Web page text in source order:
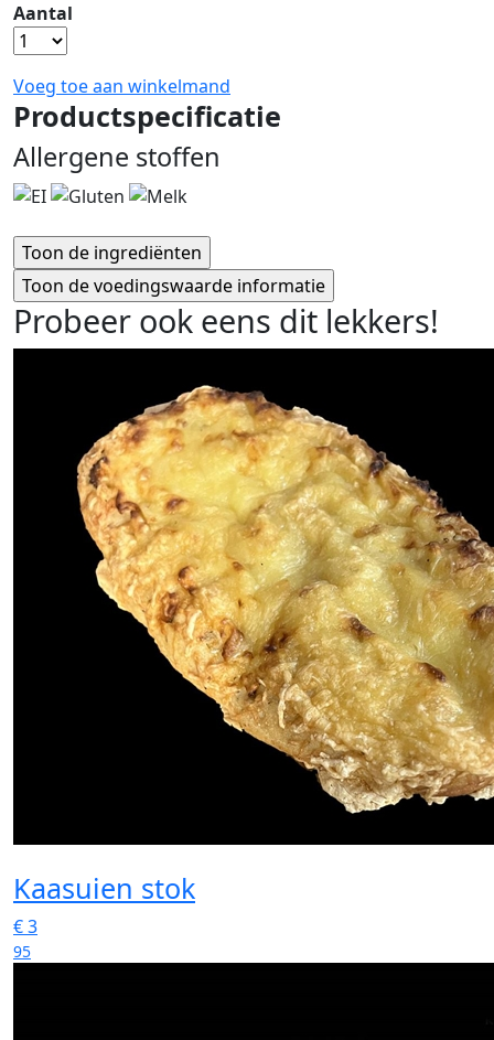
Aantal
Voeg toe aan winkelmand
Productspecificatie
Allergene stoffen
Probeer ook eens dit lekkers!
Kaasuien stok
€3
95